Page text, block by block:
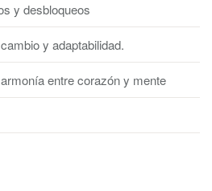
y desbloqueos
y adaptabilidad.
entre corazón y mente